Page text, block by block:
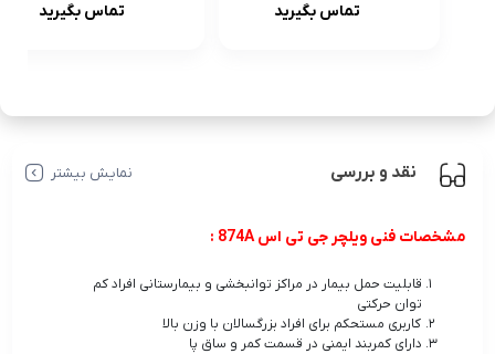
بیمار[بهترین
بازار]+تخفف
2درصدی تا فردا
تماس بگیرید
(قیمت + خرید)
تماس بگیرید
نقد و بررسی نمایش بیشتر
مشخصات فنی ویلچر جی تی اس 874A :
قابلیت حمل بیمار در مراکز توانبخشی و بیمارستانی افراد کم
توان حرکتی
کاربری مستحکم برای افراد بزرگسالان با وزن بالا
دارای کمربند ایمنی در قسمت کمر و ساق پا